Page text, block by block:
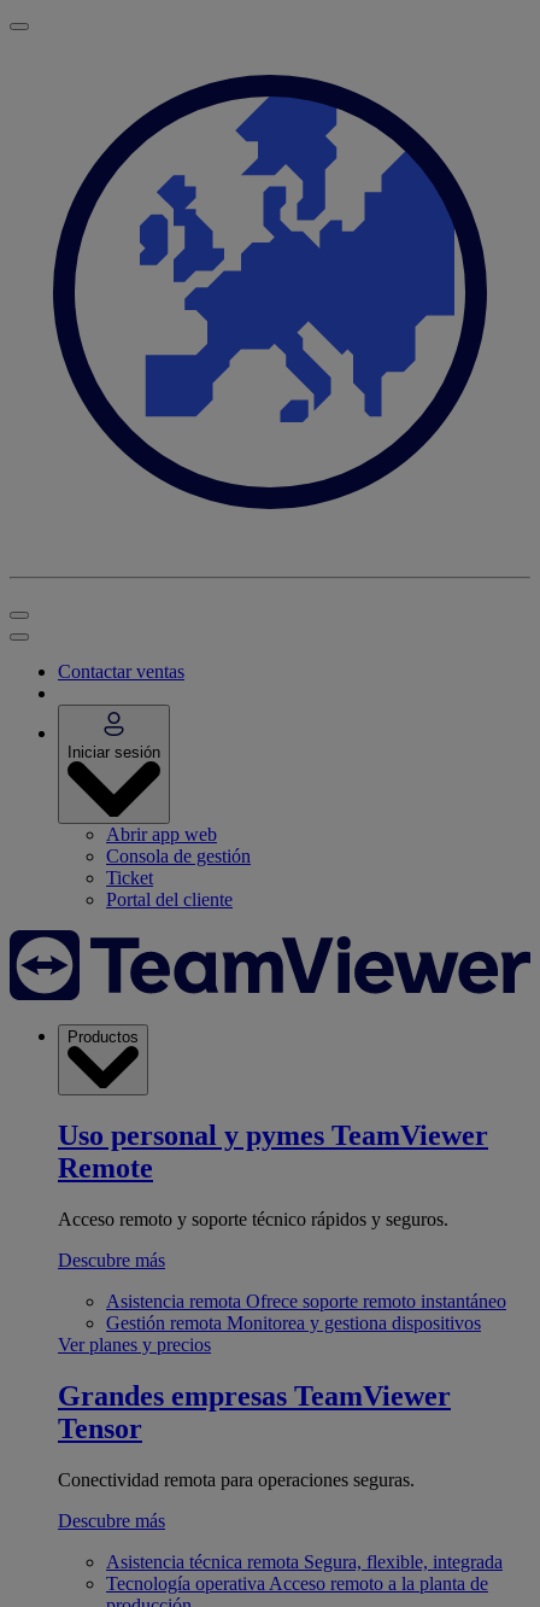
Contactar ventas
Iniciar sesión
Abrir app web
Consola de gestión
Ticket
Portal del cliente
Productos
Uso personal y pymes TeamViewer
Remote
Acceso remoto y soporte técnico rápidos y seguros.
Descubre más
Asistencia remota Ofrece soporte remoto instantáneo
Gestión remota Monitorea y gestiona dispositivos
Ver planes y precios
Grandes empresas TeamViewer
Tensor
Conectividad remota para operaciones seguras.
Descubre más
Asistencia técnica remota Segura, flexible, integrada
Tecnología operativa Acceso remoto a la planta de